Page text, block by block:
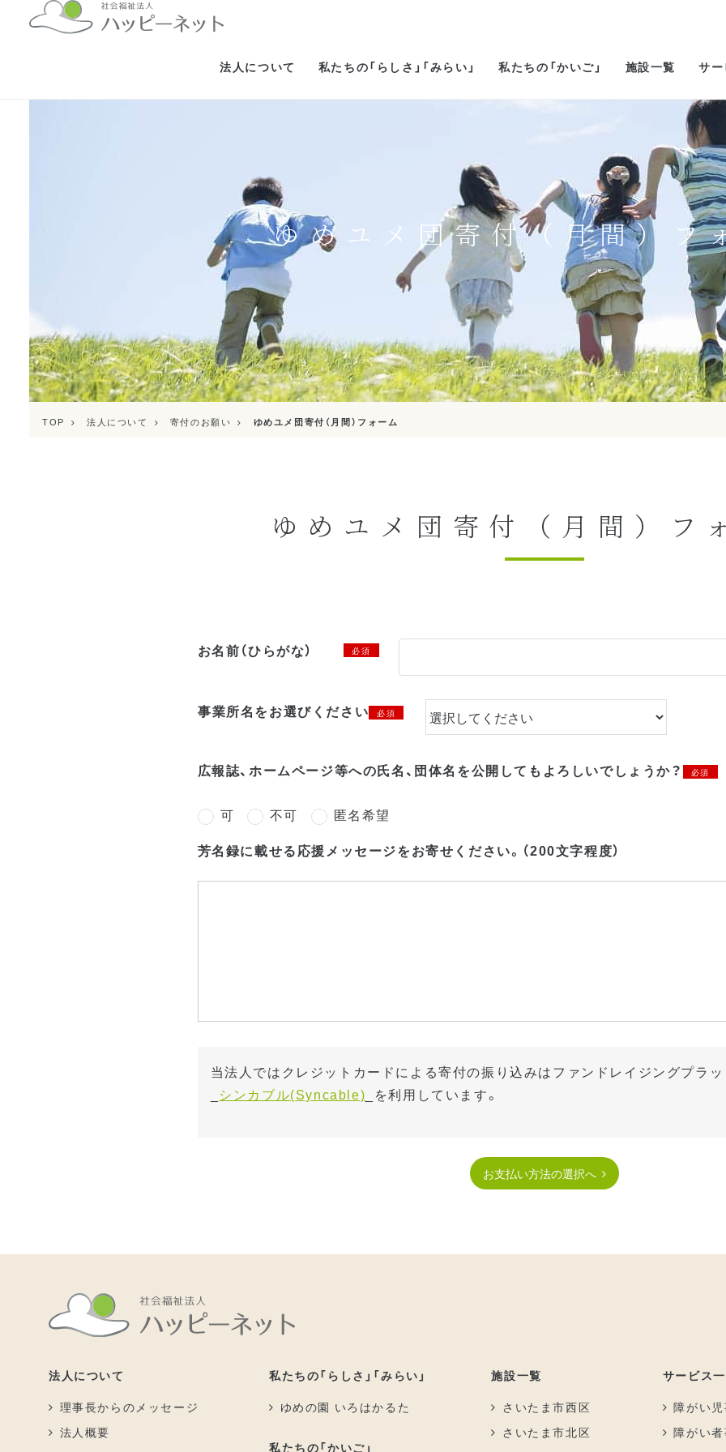
法人について 私たちの「らしさ」「みらい」 私たちの「かいご」 施設一覧 サ
ゆめユメ団寄付（月間）フ
TOP 法人について 寄付のお願い ゆめユメ団寄付（月間）フォーム
ゆめユメ団寄付（月間）フ
お名前（ひらがな） 必須
事業所名をお選びください 必須
広報誌、ホームページ等への氏名、団体名を公開してもよろしいでしょうか？ 必須
可 不可
匿名希望
芳名録に載せる応援メッセージをお寄せください。（200文字程度）
当法人ではクレジットカードによる寄付の振り込みはファンドレイジングプラ
シンカブル(Syncable) _を利用しています。
お支払い方法の選択へ
法人について
理事長からのメッセージ
法人概要
私たちの「らしさ」「みらい」
ゆめの園 いろはかるた
私たちの「かいご」
施設一覧
さいたま市西区
さいたま市北区
サービス
障がい
障がい